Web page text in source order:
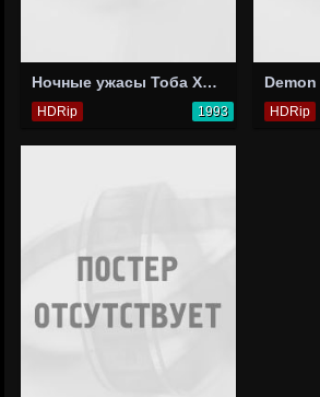
Ночные ужасы Тоба Хупера
HDRip 1993 HDRip